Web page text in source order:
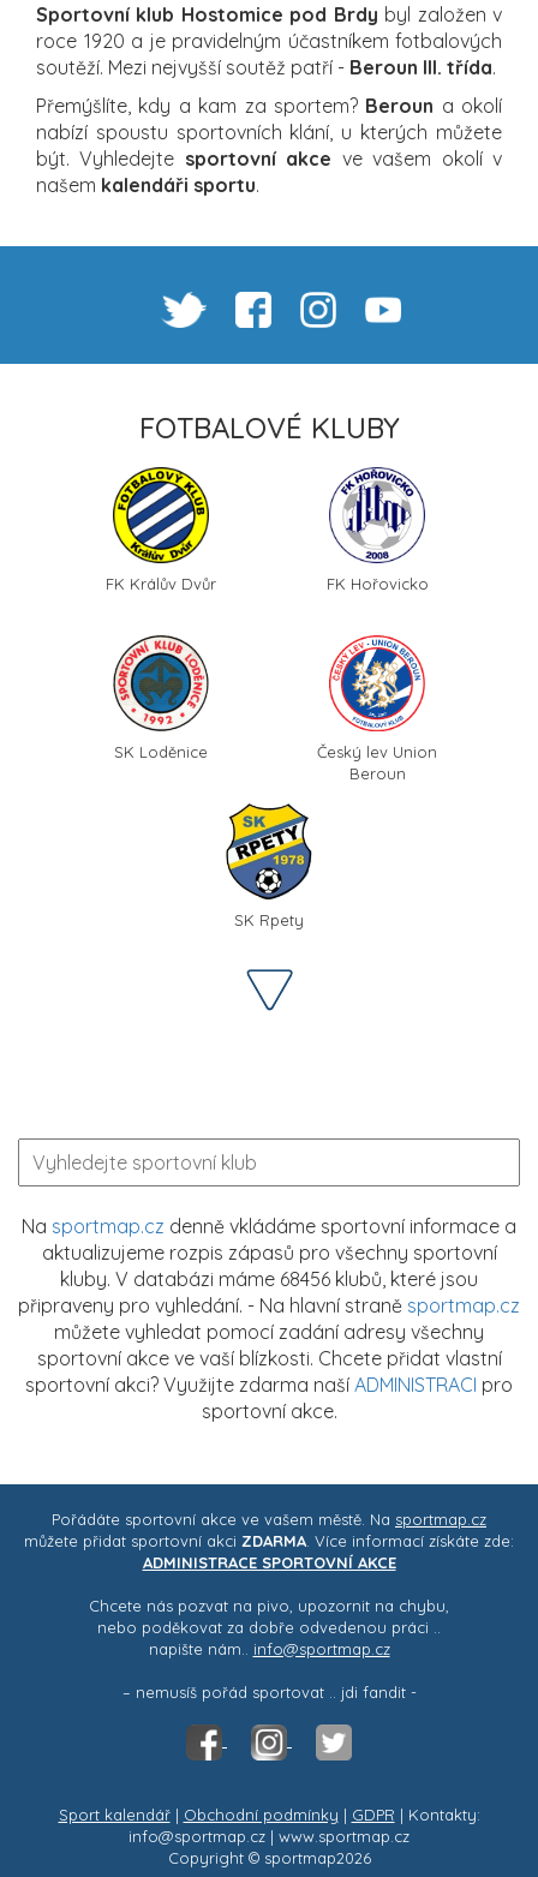
Sportovní klub Hostomice pod Brdy byl založen v
roce 1920 a je pravidelným účastníkem fotbalových
soutěží. Mezi nejvyšší soutěž patří - Beroun III. třída.
Přemýšlíte, kdy a kam za sportem? Beroun a okolí
nabízí spoustu sportovních klání, u kterých můžete
být. Vyhledejte sportovní akce ve vašem okolí v
našem kalendáři sportu.
FOTBALOVÉ KLUBY
FK Králův Dvůr FK Hořovicko
SK Loděnice
Český lev Union
Beroun
SK Rpety
Na sportmap.cz denně vkládáme sportovní informace a
aktualizujeme rozpis zápasů pro všechny sportovní
kluby. V databázi máme 68456 klubů, které jsou
připraveny pro vyhledání. - Na hlavní straně sportmap.cz
můžete vyhledat pomocí zadání adresy všechny
sportovní akce ve vaší blízkosti. Chcete přidat vlastní
sportovní akci? Využijte zdarma naší ADMINISTRACI pro
sportovní akce.
Pořádáte sportovní akce ve vašem městě. Na sportmap.cz
můžete přidat sportovní akci ZDARMA . Více informací získáte zde:
ADMINISTRACE SPORTOVNÍ AKCE
Chcete nás pozvat na pivo, upozornit na chybu,
nebo poděkovat za dobře odvedenou práci ..
napište nám.. info@sportmap.cz
– nemusíš pořád sportovat .. jdi fandit -
Sport kalendář| Obchodní podmínky | GDPR | Kontakty:
info@sportmap.cz | www.sportmap.cz
Copyright © sportmap2026